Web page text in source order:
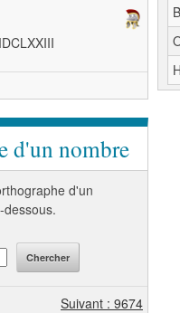
d'un nombre
d'un
Suivant : 9674